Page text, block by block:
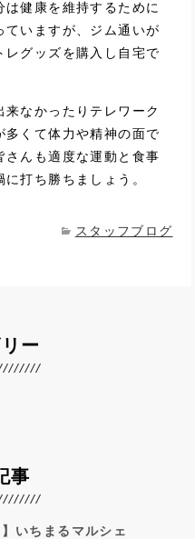
健康を維持するために
ていますが、ジム通いが
レグッズを購入し自宅で
なかったりテレワーク
多くて体力や精神の面で
さんも適度な運動と食事
打ち勝ちましょう。
スタッフブログ
ー
事
いちまるマルシェ